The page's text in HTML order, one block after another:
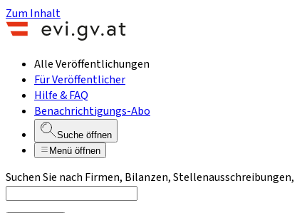
Zum Inhalt
Alle Veröffentlichungen
Für Veröffentlicher
Hilfe & FAQ
Benachrichtigungs-Abo
Suche öffnen
Menü öffnen
Suchen Sie nach Firmen, Bilanzen,